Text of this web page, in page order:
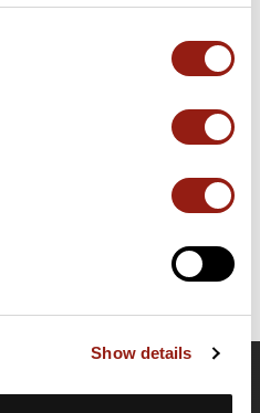
Show details
de 71,7 km cerca de La
transcurre durante 68,6 km por
para completar esta ruta.
de diciembre de 2018 14:06:26.
23 de marzo de 2025 9:35:30.